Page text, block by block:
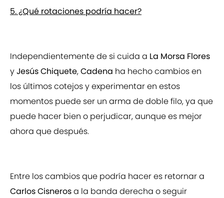
5. ¿Qué rotaciones podría hacer?
Independientemente de si cuida a La Morsa Flores
yJesús Chiquete,Cadena ha hecho cambios en
los últimos cotejos y experimentar en estos
momentos puede ser un arma de doble filo, ya que
puede hacer bien o perjudicar, aunque es mejor
ahora que después.
Entre los cambios que podría hacer es retornar a
Carlos Cisnerosa la banda derecha o seguir